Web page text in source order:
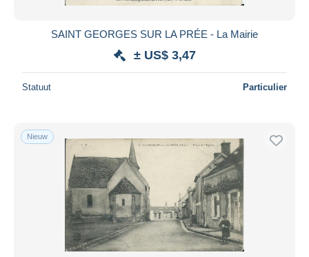
SAINT GEORGES SUR LA PRÉE - La Mairie
± US$ 3,47
Statuut Particulier
Nieuw